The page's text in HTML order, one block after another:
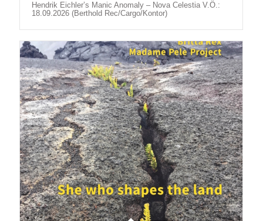
Hendrik Eichler’s Manic Anomaly – Nova Celestia V.Ö.:
18.09.2026 (Berthold Rec/Cargo/Kontor)